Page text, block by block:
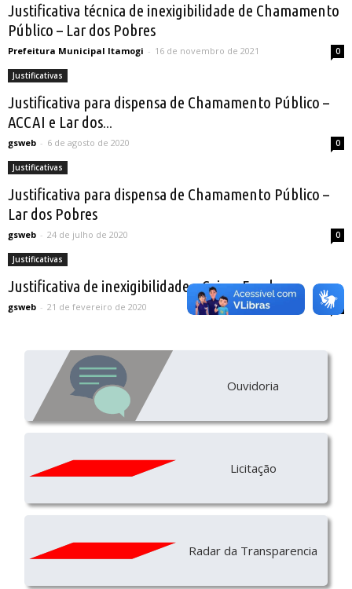
Justificativa técnica de inexigibilidade de Chamamento
Público – Lar dos Pobres
Prefeitura Municipal Itamogi - 16 de novembro de 2021 0
Justificativas
Justificativa para dispensa de Chamamento Público –
ACCAI e Lar dos...
gsweb - 6 de agosto de 2020 0
Justificativas
Justificativa para dispensa de Chamamento Público –
Lar dos Pobres
gsweb - 24 de julho de 2020 0
Justificativas
Justificativa de inexigibilidade – Caixas Escolares
gsweb - 21 de fevereiro de 2020
Ouvidoria
Licitação
Radar da Transparencia